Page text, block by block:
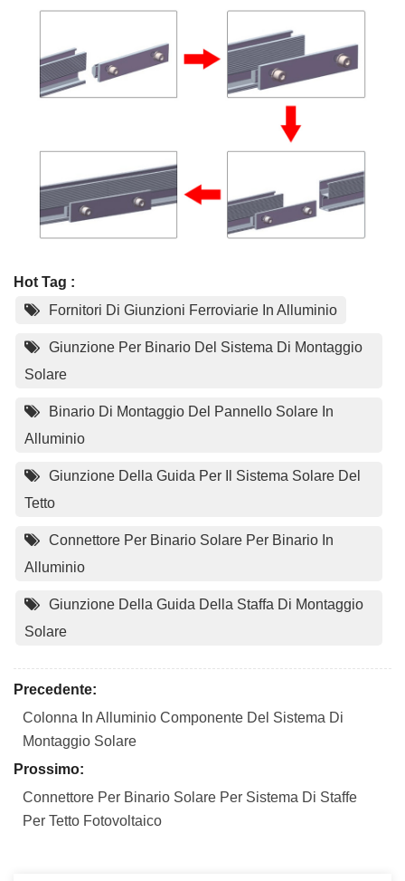
Hot Tag :
Fornitori Di Giunzioni Ferroviarie In Alluminio
Giunzione Per Binario Del Sistema Di Montaggio
Solare
Binario Di Montaggio Del Pannello Solare In
Alluminio
Giunzione Della Guida Per Il Sistema Solare Del
Tetto
Connettore Per Binario Solare Per Binario In
Alluminio
Giunzione Della Guida Della Staffa Di Montaggio
Solare
Precedente:
Colonna In Alluminio Componente Del Sistema Di
Montaggio Solare
Prossimo:
Connettore Per Binario Solare Per Sistema Di Staffe
Per Tetto Fotovoltaico